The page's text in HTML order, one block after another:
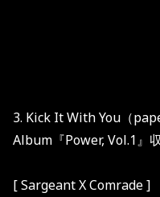
3. Kick It With You（
Album『Power, Vol.1』
[ Sargeant X Comrade ]